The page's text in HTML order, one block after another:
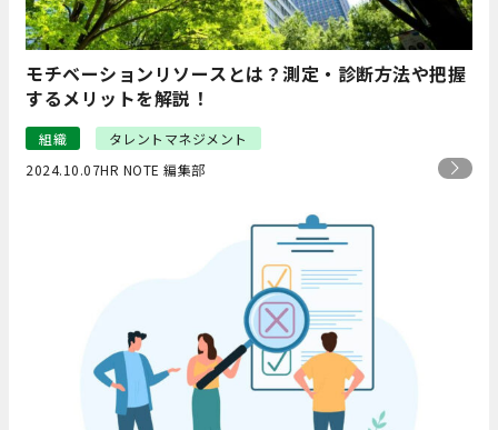
モチベーションリソースとは？測定・診断方法や把握
するメリットを解説！
組織
タレントマネジメント
2024.10.07HR NOTE 編集部